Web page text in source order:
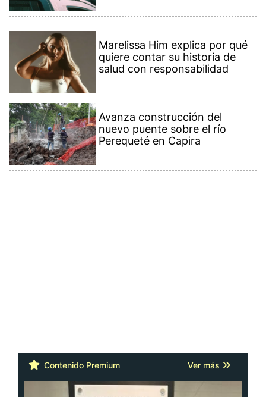
Marelissa Him explica por qué
quiere contar su historia de
salud con responsabilidad
Avanza construcción del
nuevo puente sobre el río
Perequeté en Capira
Contenido Premium Ver más